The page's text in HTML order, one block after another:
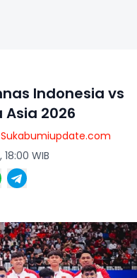
Indonesia vs
Asia 2026
Sukabumiupdate.com
WIB